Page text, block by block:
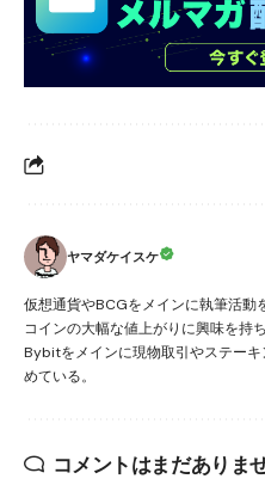
ヤマダケイスケ
仮想通貨やBCGをメインに執筆活動
コインの大幅な値上がりに興味を持
Bybitをメインに現物取引やステー
めている。
コメントはまだありま